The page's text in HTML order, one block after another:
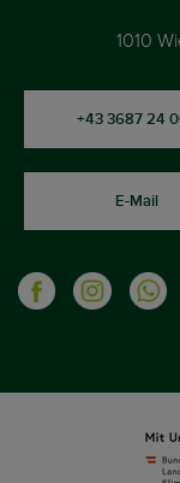
1010
+43 3687 24
E-Mail